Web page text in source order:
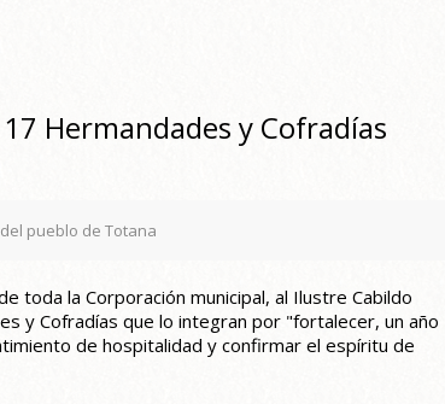
Hermandades y Cofradías
pueblo de Totana
toda la Corporación municipal, al Ilustre Cabildo
y Cofradías que lo integran por "fortalecer, un año
de hospitalidad y confirmar el espíritu de